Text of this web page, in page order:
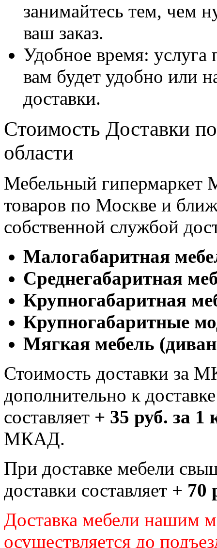
занимайтесь тем, чем
ваш заказ.
Удобное время: услуга
вам будет удобно или
доставки.
Стоимость Доставки
области
Мебельный гипермаркет
товаров по Москве и
собственной службой
Малогабаритная
Cреднегабаритная
Крупногабаритная
Крупногабаритные
Мягкая мебель
Стоимость доставки за
дополнительно к
составляет + 35 руб. за 1
МКАД.
При доставке мебели
доставки составляет + 70
Доставка мебели нашим
осуществляется до